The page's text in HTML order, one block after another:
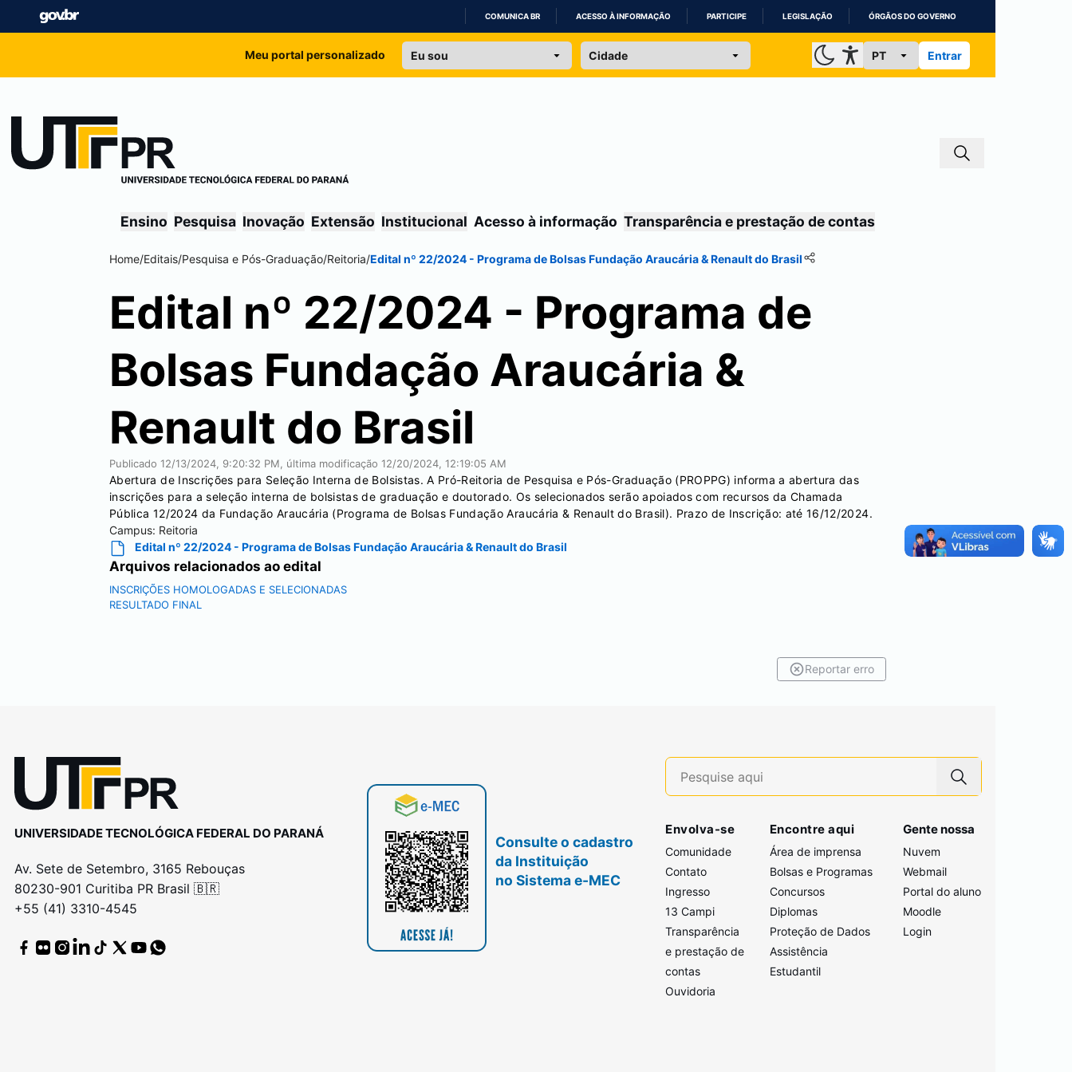
IR
COMUNICA BR ACESSO À INFORMAÇÃO PARTICIPE LEGISLAÇÃO ÓRGÃOS DO GOVERNO
Meu portal personalizado Entrar
Ensino Pesquisa Inovação Extensão Institucional Acesso à informação Transparência e prestação de contas
Home/Editais/Pesquisa e Pós-Graduação/Reitoria/Edital nº 22/2024 - Programa de Bolsas Fundação Araucária & Renault do Brasil
Edital nº 22/2024 - Programa de
Bolsas Fundação Araucária &
Renault do Brasil
Publicado 12/13/2024, 9:20:32 PM , última modificação 12/20/2024, 12:19:05 AM
Abertura de Inscrições para Seleção Interna de Bolsistas. A Pró-Reitoria de Pesquisa e Pós-Graduação (PROPPG) informa a abertura das
inscrições para a seleção interna de bolsistas de graduação e doutorado. Os selecionados serão apoiados com recursos da Chamada
Pública 12/2024 da Fundação Araucária (Programa de Bolsas Fundação Araucária & Renault do Brasil). Prazo de Inscrição: até 16/12/2024.
Campus: Reitoria
Edital nº 22/2024 - Programa de Bolsas Fundação Araucária & Renault do Brasil
Arquivos relacionados ao edital
INSCRIÇÕES HOMOLOGADAS E SELECIONADAS
RESULTADO FINAL
Reportar erro
UNIVERSIDADE TECNOLÓGICA FEDERAL DO PARANÁ
Av. Sete de Setembro, 3165 Rebouças
80230-901 Curitiba PR Brasil 🇧🇷
+55 (41) 3310-4545
Consulte o cadastro
da Instituição
no Sistema e-MEC
Envolva-se
Comunidade
Contato
Ingresso
13 Campi
Transparência
e prestação de
contas
Ouvidoria
Encontre aqui
Área de imprensa
Bolsas e Programas
Concursos
Diplomas
Proteção de Dados
Assistência
Estudantil
Gente nossa
Nuvem
Webmail
Portal do aluno
Moodle
Login